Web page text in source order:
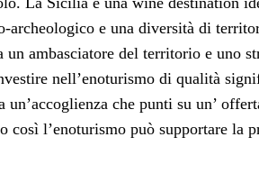
archeologico e una diversità di
ambasciatore del territorio e uno
nell’enoturismo di qualità
che punti su un’
l’enoturismo può supportare la